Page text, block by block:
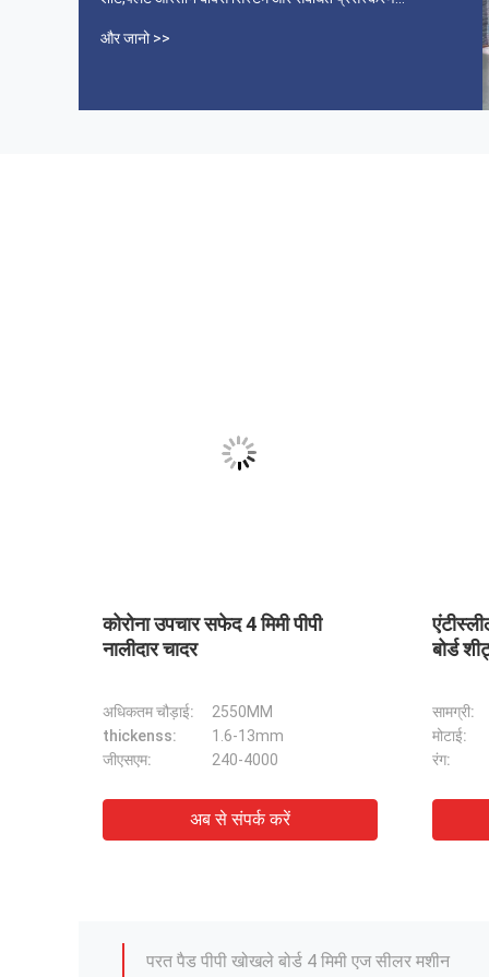
लिमिटेड2014 के बाद से, पीपीपी ...
और जानो >>
4 मिमी पीपी
एंटीस्लील टेक्सचर्ड सर्फेस पीपी
सामग्री:
मोटाई:
रंग:
सफेद, काले, ग्रे, नीले आदि
3 मिमी पीपी खोखले कोर बोर्ड
10 मिमी पीपी खोखले बोर्ड
परत पैड पीपी खोखले बोर्ड 4 मिमी एज सीलर मशीन